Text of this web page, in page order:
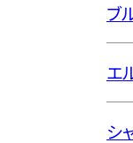
ブ
エ
シ